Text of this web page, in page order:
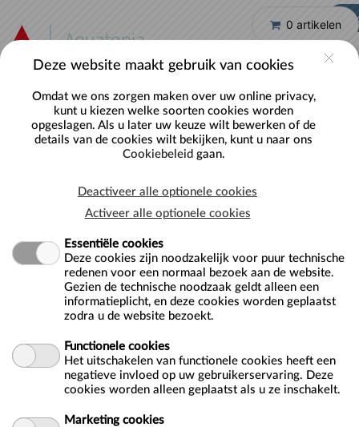
0 artikelen
OMSCHRIJVING
Fun
Fun
Boek je verjaardagsfeestje!
Aquatopia
Deze website maakt gebruik van cookies
Omdat we ons zorgen maken over uw online privacy,
kunt u kiezen welke soorten cookies worden
opgeslagen. Als u later uw keuze wilt bewerken of de
details van de cookies wilt bekijken, kunt u naar ons
Cookiebeleid gaan.
Deactiveer alle optionele cookies
Activeer alle optionele cookies
Essentiële cookies
Deze cookies zijn noodzakelijk voor puur technische
redenen voor een normaal bezoek aan de website.
Gezien de technische noodzaak geldt alleen een
informatieplicht, en deze cookies worden geplaatst
zodra u de website bezoekt.
Functionele cookies
Het uitschakelen van functionele cookies heeft een
negatieve invloed op uw gebruikerservaring. Deze
cookies worden alleen geplaatst als u ze inschakelt.
Marketing cookies